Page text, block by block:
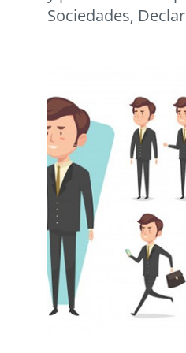
Sociedades,